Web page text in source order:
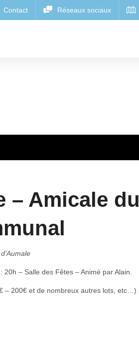
– Amicale du
– Salle des Fêtes – Animé par Alain.
– 200€ et de nombreux autres lots, etc…)